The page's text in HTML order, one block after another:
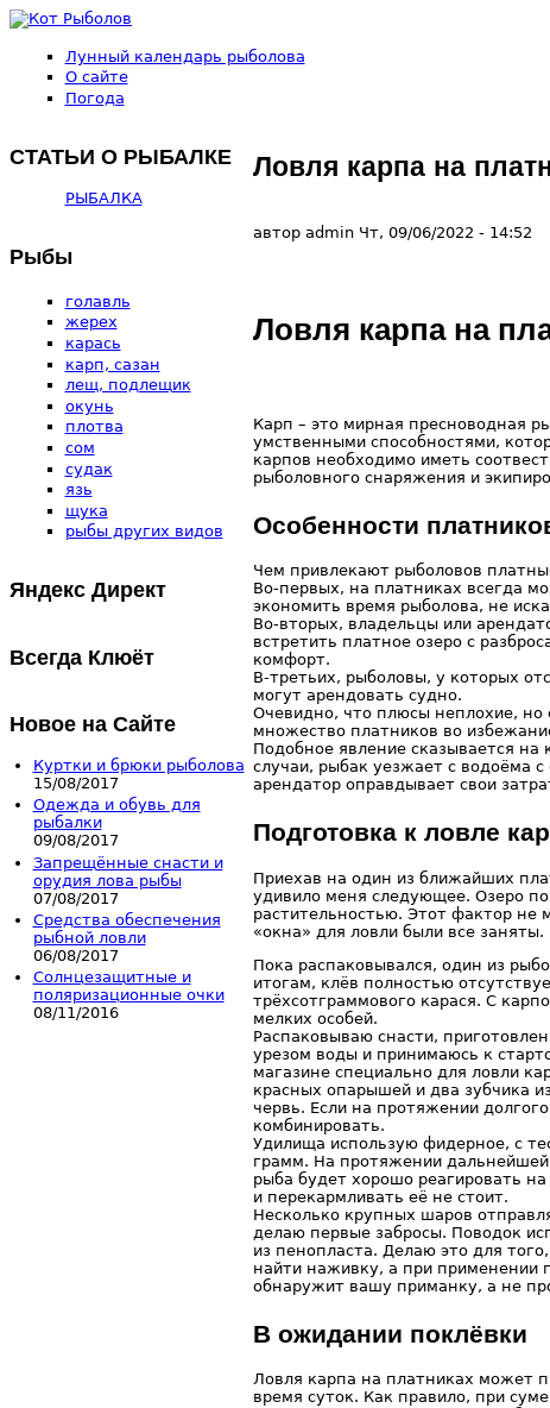
Перейти к основному содержанию
Кот
Рыболов
Лунный календарь рыболова
О сайте
Погода
Ловля карпа на
автор adminЧт, 09/06/2022 - 14:52
Ловля карпа на
Карп – это мирная пресноводная
умственными способностями,
карпов необходимо иметь
рыболовного снаряжения и
Особенности
Чем привлекают рыболовов
Во-первых, на платниках всегда
экономить время рыболова, не
Во-вторых, владельцы или
встретить платное озеро с
комфорт.
В-третьих, рыболовы, у которых
могут арендовать судно.
Очевидно, что плюсы неплохие, но
множество платников во
Подобное явление сказывается на
случаи, рыбак уезжает с водоёма
арендатор оправдывает свои
Подготовка к ловле
Приехав на один из ближайших
удивило меня следующее. Озеро
растительностью. Этот фактор не
«окна» для ловли были все заняты.
Пока распаковывался, один из
итогам, клёв полностью
трёхсотграммового карася. С
мелких особей.
Распаковываю снасти,
урезом воды и принимаюсь к
магазине специально для ловли
красных опарышей и два зубчика
червь. Если на протяжении
комбинировать.
Удилища использую фидерное, с
грамм. На протяжении
рыба будет хорошо реагировать
и перекармливать её не стоит.
Несколько крупных шаров
делаю первые забросы. Поводок
из пенопласта. Делаю это для
найти наживку, а при применении
обнаружит вашу приманку, а не
В ожидании поклёвки
Ловля карпа на платниках может
время суток. Как правило, при
СТАТЬИ О РЫБАЛКЕ
РЫБАЛКА
Рыбы
голавль
жерех
карась
карп, сазан
лещ, подлещик
окунь
плотва
сом
судак
язь
щука
рыбы других видов
Яндекс Директ
Всегда Клюёт
Новое на Сайте
Куртки и брюки рыболова
15/08/2017
Одежда и обувь для
рыбалки
09/08/2017
Запрещённые снасти и
орудия лова рыбы
07/08/2017
Средства обеспечения
рыбной ловли
06/08/2017
Солнцезащитные и
поляризационные очки
08/11/2016